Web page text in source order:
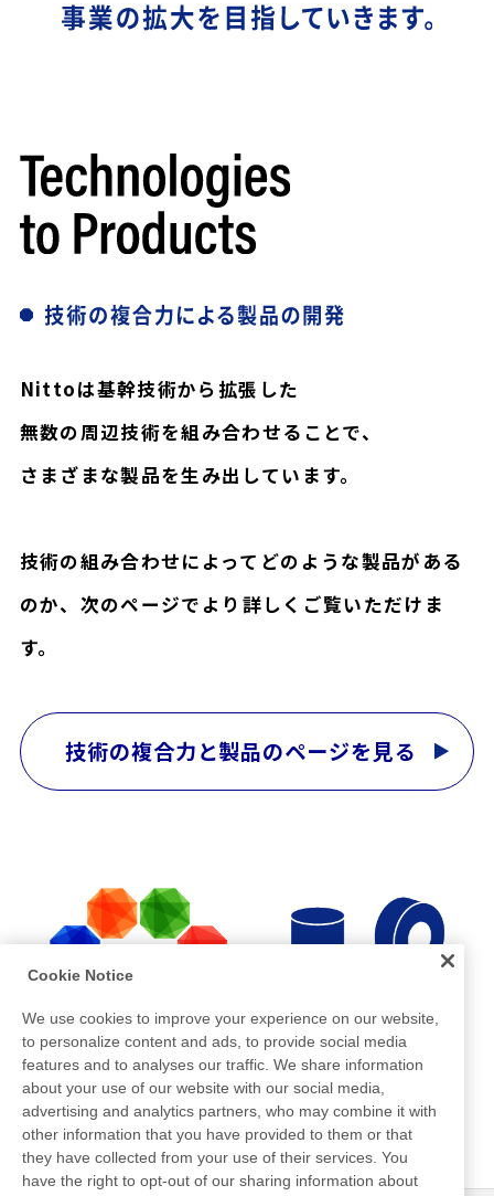
Nittoは基幹技術から拡張した
無数の周辺技術を組み合わせることで、
さまざまな製品を生み出しています。
技術の組み合わせによってどのような製品がある
のか、 次のページでより詳しくご覧いただけま
す。
技術の複合力と製品のページを見る
Cookie Notice
We use cookies to improve your experience on our website,
to personalize content and ads, to provide social media
features and to analyses our traffic. We share information
about your use of our website with our social media,
advertising and analytics partners, who may combine it with
other information that you have provided to them or that
they have collected from your use of their services. You
have the right to opt-out of our sharing information about